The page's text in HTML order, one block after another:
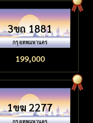
3ขถ 1881
199,000
1ขฆ 2277